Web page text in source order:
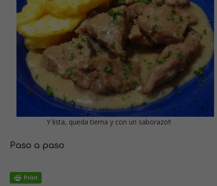
Y lista, queda tierna y con un saborazo!!
Paso a paso